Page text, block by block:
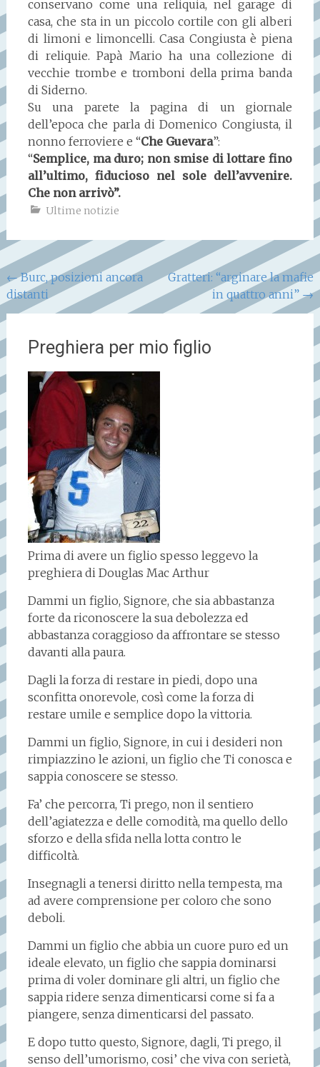
conservano come una reliquia, nel garage di
casa, che sta in un piccolo cortile con gli alberi
di limoni e limoncelli. Casa Congiusta è piena
di reliquie. Papà Mario ha una collezione di
vecchie trombe e tromboni della prima banda
di Siderno.
Su una parete la pagina di un giornale
dell’epoca che parla di Domenico Congiusta, il
nonno ferroviere e “Che Guevara”:
“Semplice, ma duro; non smise di lottare fino
all’ultimo, fiducioso nel sole dell’avvenire.
Che non arrivò”.
Ultime notizie
Navigazione
articoli
←Burc, posizioni ancora
distanti
Gratteri: “arginare la mafie
in quattro anni” →
Preghiera per mio figlio
Prima di avere un figlio spesso leggevo la
preghiera di Douglas Mac Arthur
Dammi un figlio, Signore, che sia abbastanza
forte da riconoscere la sua debolezza ed
abbastanza coraggioso da affrontare se stesso
davanti alla paura.
Dagli la forza di restare in piedi, dopo una
sconfitta onorevole, così come la forza di
restare umile e semplice dopo la vittoria.
Dammi un figlio, Signore, in cui i desideri non
rimpiazzino le azioni, un figlio che Ti conosca e
sappia conoscere se stesso.
Fa’ che percorra, Ti prego, non il sentiero
dell’agiatezza e delle comodità, ma quello dello
sforzo e della sfida nella lotta contro le
difficoltà.
Insegnagli a tenersi diritto nella tempesta, ma
ad avere comprensione per coloro che sono
deboli.
Dammi un figlio che abbia un cuore puro ed un
ideale elevato, un figlio che sappia dominarsi
prima di voler dominare gli altri, un figlio che
sappia ridere senza dimenticarsi come si fa a
piangere, senza dimenticarsi del passato.
E dopo tutto questo, Signore, dagli, Ti prego, il
senso dell’umorismo, cosi’ che viva con serietà,